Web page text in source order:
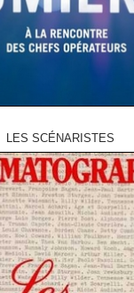
LES SCÉNARISTES